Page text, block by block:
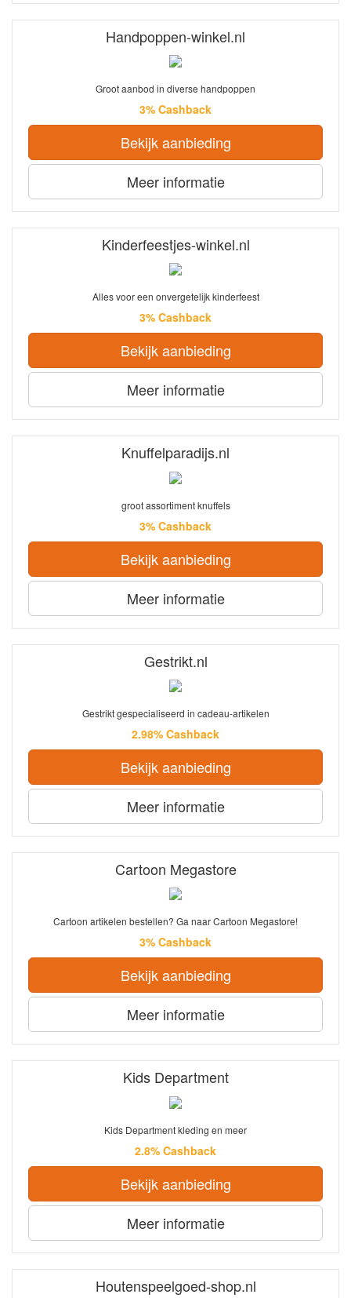
Handpoppen-winkel.nl
Groot aanbod in diverse handpoppen
3% Cashback
Bekijk aanbieding
Meer informatie
Kinderfeestjes-winkel.nl
Alles voor een onvergetelijk kinderfeest
3% Cashback
Bekijk aanbieding
Meer informatie
Knuffelparadijs.nl
groot assortiment knuffels
3% Cashback
Bekijk aanbieding
Meer informatie
Gestrikt.nl
Gestrikt gespecialiseerd in cadeau-artikelen
2.98% Cashback
Bekijk aanbieding
Meer informatie
Cartoon Megastore
Cartoon artikelen bestellen? Ga naar Cartoon Megastore!
3% Cashback
Bekijk aanbieding
Meer informatie
Kids Department
Kids Department kleding en meer
2.8% Cashback
Bekijk aanbieding
Meer informatie
Houtenspeelgoed-shop.nl